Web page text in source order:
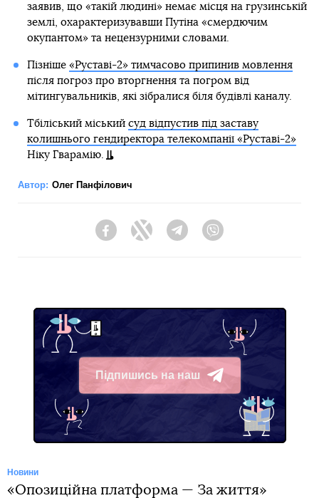
заявив, що «такій людині» немає місця на грузинській
землі, охарактеризувавши Путіна «смердючим
окупантом» та нецензурними словами.
Пізніше «Руставі-2» тимчасово припинив мовлення
після погроз про вторгнення та погром від
мітингувальників, які зібралися біля будівлі каналу.
Тбіліський міський суд відпустив під заставу
колишнього гендиректора телекомпанії «Руставі-2»
Ніку Гварамію.
Автор: Олег Панфілович
FacebookTwitter Telegram
Підпишись на наш
Telegram
Новини
«Опозиційна платформа — За життя»